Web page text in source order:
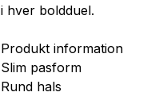
i hver boldduel.
Produkt information
Slim pasform
Rund hals